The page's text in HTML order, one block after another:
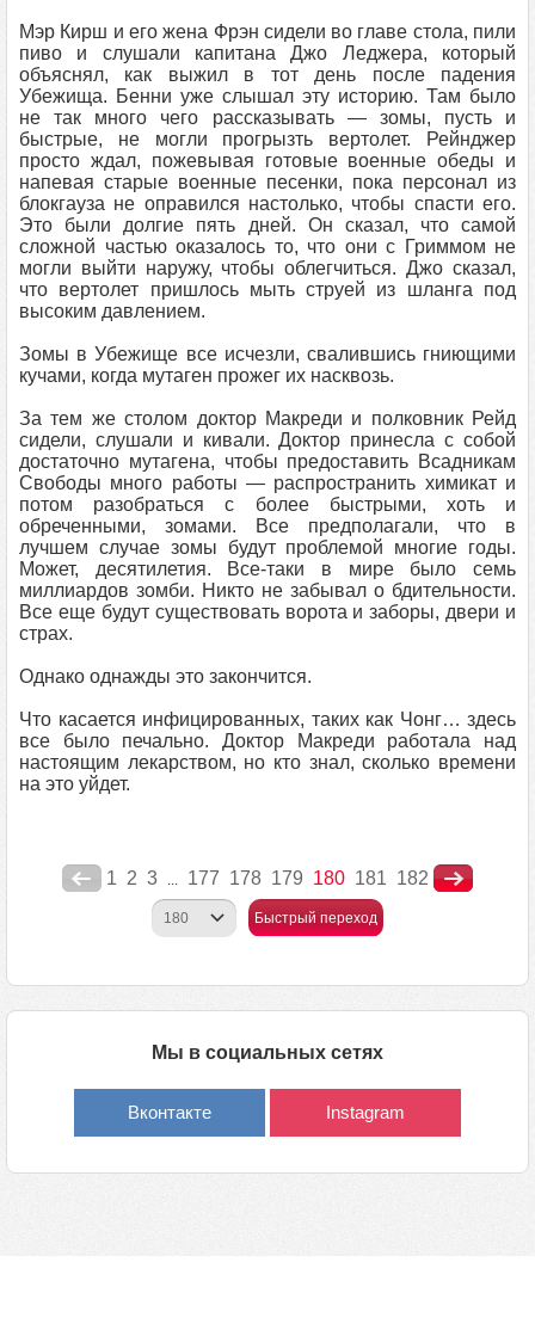
Мэр Кирш и его жена Фрэн сидели во главе стола, пили
пиво и слушали капитана Джо Леджера, который
объяснял, как выжил в тот день после падения
Убежища. Бенни уже слышал эту историю. Там было
не так много чего рассказывать — зомы, пусть и
быстрые, не могли прогрызть вертолет. Рейнджер
просто ждал, пожевывая готовые военные обеды и
напевая старые военные песенки, пока персонал из
блокгауза не оправился настолько, чтобы спасти его.
Это были долгие пять дней. Он сказал, что самой
сложной частью оказалось то, что они с Гриммом не
могли выйти наружу, чтобы облегчиться. Джо сказал,
что вертолет пришлось мыть струей из шланга под
высоким давлением.
Зомы в Убежище все исчезли, свалившись гниющими
кучами, когда мутаген прожег их насквозь.
За тем же столом доктор Макреди и полковник Рейд
сидели, слушали и кивали. Доктор принесла с собой
достаточно мутагена, чтобы предоставить Всадникам
Свободы много работы — распространить химикат и
потом разобраться с более быстрыми, хоть и
обреченными, зомами. Все предполагали, что в
лучшем случае зомы будут проблемой многие годы.
Может, десятилетия. Все-таки в мире было семь
миллиардов зомби. Никто не забывал о бдительности.
Все еще будут существовать ворота и заборы, двери и
страх.
Однако однажды это закончится.
Что касается инфицированных, таких как Чонг… здесь
все было печально. Доктор Макреди работала над
настоящим лекарством, но кто знал, сколько времени
на это уйдет.
1 2 3 ... 177 178 179 180 181 182
Быстрый переход
Мы в социальных сетях
Вконтакте Instagram